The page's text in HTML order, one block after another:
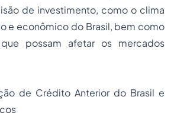
de investimento, como o clima
e econômico do Brasil, bem como
possam afetar os mercados
de Crédito Anterior do Brasil e